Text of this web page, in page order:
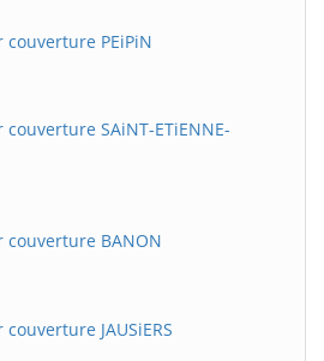
PEiPiN
SAiNT-ETiENNE-
BANON
JAUSiERS